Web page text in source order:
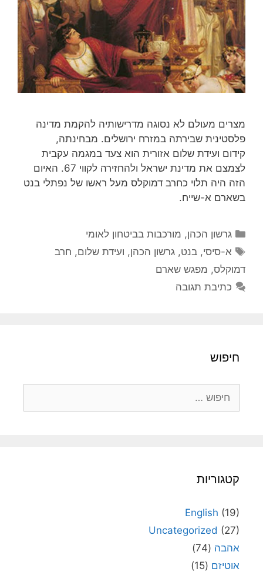
מצרים מעולם לא נסוגה מדרישותיה להקמת מדינה
פלסטינית שבירתה במזרח ירושלים. מבחינתה,
קידום ועידת שלום אזורית הוא צעד במגמה עקבית
לצמצם את מדינת ישראל ולהחזירה לקווי 67. האיום
הזה היה תלוי כחרב דמוקלס מעל ראשו של נפתלי בנט
בשארם א-שייח.
קטגוריות
גרשון הכהן, מורכבות בביטחון לאומי
תגיות
א-סיסי,בנט,גרשון הכהן, ועידת שלום, חרב
דמוקלס, מפגש שארם
כתיבת תגובה
חיפוש
קטגוריות
English (19)
Uncategorized (27)
אהבה (74)
אוטיזם (15)